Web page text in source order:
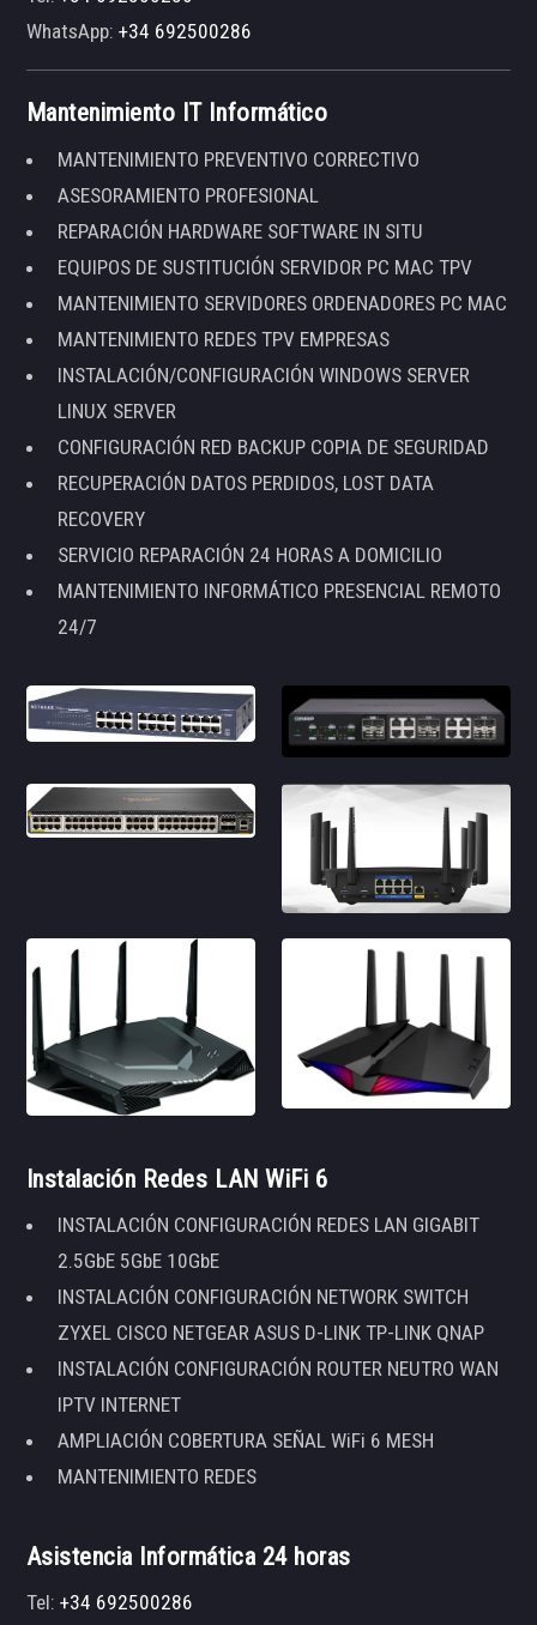
WhatsApp:+34 692500286
Mantenimiento IT Informático
MANTENIMIENTO PREVENTIVO CORRECTIVO
ASESORAMIENTO PROFESIONAL
REPARACIÓN HARDWARE SOFTWARE IN SITU
EQUIPOS DE SUSTITUCIÓN SERVIDOR PC MAC TPV
MANTENIMIENTO SERVIDORES ORDENADORES PC MAC
MANTENIMIENTO REDES TPV EMPRESAS
INSTALACIÓN/CONFIGURACIÓN WINDOWS SERVER
LINUX SERVER
CONFIGURACIÓN RED BACKUP COPIA DE SEGURIDAD
RECUPERACIÓN DATOS PERDIDOS, LOST DATA
RECOVERY
SERVICIO REPARACIÓN 24 HORAS A DOMICILIO
MANTENIMIENTO INFORMÁTICO PRESENCIAL REMOTO
24/7
Instalación Redes LAN WiFi 6
INSTALACIÓN CONFIGURACIÓN REDES LAN GIGABIT
2.5GbE 5GbE 10GbE
INSTALACIÓN CONFIGURACIÓN NETWORK SWITCH
ZYXEL CISCO NETGEAR ASUS D-LINK TP-LINK QNAP
INSTALACIÓN CONFIGURACIÓN ROUTER NEUTRO WAN
IPTV INTERNET
AMPLIACIÓN COBERTURA SEÑAL WiFi 6 MESH
MANTENIMIENTO REDES
Asistencia Informática 24 horas
Tel:+34 692500286